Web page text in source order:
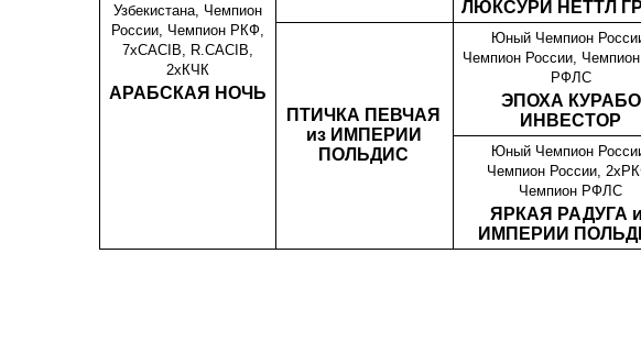
Узбекистана, Чемпион
России, Чемпион РКФ,
7хCACIB, R.CACIB,
2хКЧК
АРАБСКАЯ НОЧЬ
ЛЮКСУРИ НЕТТЛ
ПТИЧКА ПЕВЧАЯ
из ИМПЕРИИ
ПОЛЬДИС
Юный Чемпион
Чемпион России,
РФЛС
ЭПОХА КУРАБО
ИНВЕСТОР
Юный Чемпион
Чемпион России,
Чемпион РФЛС
ЯРКАЯ РАДУГА
ИМПЕРИИ